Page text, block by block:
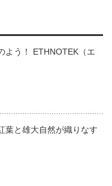
よう！ ETHNOTEK（エ
葉と雄大自然が織りなす